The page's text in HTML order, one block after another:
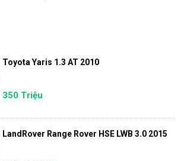
Toyota Yaris 1.3 AT 2010
350 Triệu
LandRover Range Rover HSE LWB 3.0 2015